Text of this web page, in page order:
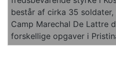
består af cirka 35
Camp Marechal De Lattre
forskellige opgaver i